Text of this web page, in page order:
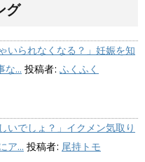
グ
いられなくなる？」妊娠を知
な... 投稿者: ふくふく
いでしょ？」イクメン気取り
ア... 投稿者: 尾持トモ